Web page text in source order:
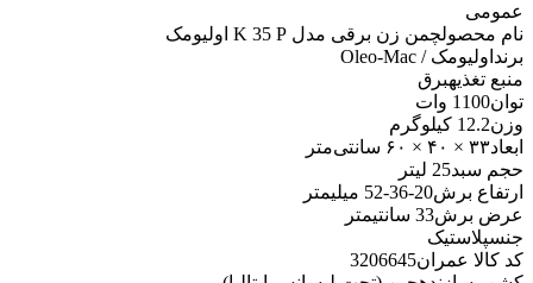
عمومی
نام محصولچمن زن برقی مدل K 35 P اولیومک
برند اولیومک / Oleo-Mac
منبع تغذیهبرق
توان1100 وات
وزن12.2 کیلوگرم
ابعاد۳۳ × ۴۰ × ۶۰ سانتی‌متر
حجم سبد25 لیتر
ارتفاع برش20-36-52 میلیمتر
عرض برش33 سانتیمتر
جنسپلاستیک
کد کالا عمران3206645